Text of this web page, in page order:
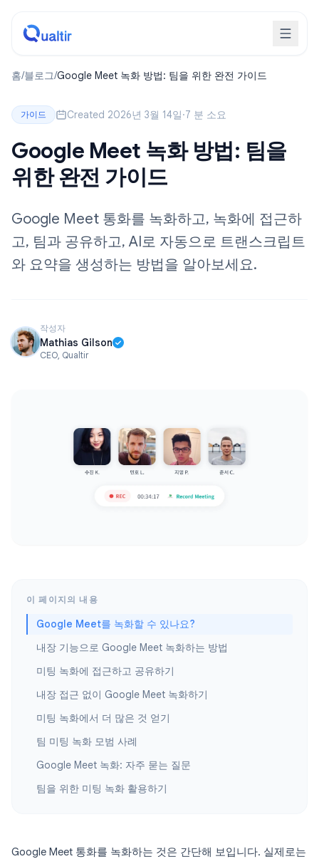
홈/블로그/Google Meet 녹화 방법: 팀을 위한 완전 가이드
가이드 Created 2026년 3월 14일·7 분 소요
Google Meet 녹화 방법: 팀을
위한 완전 가이드
Google Meet 통화를 녹화하고, 녹화에 접근하
고, 팀과 공유하고, AI로 자동으로 트랜스크립트
와 요약을 생성하는 방법을 알아보세요.
작성자
Mathias Gilson
CEO, Qualtir
이 페이지의 내용
Google Meet를 녹화할 수 있나요?
내장 기능으로 Google Meet 녹화하는 방법
미팅 녹화에 접근하고 공유하기
내장 접근 없이 Google Meet 녹화하기
미팅 녹화에서 더 많은 것 얻기
팀 미팅 녹화 모범 사례
Google Meet 녹화: 자주 묻는 질문
팀을 위한 미팅 녹화 활용하기
Google Meet 통화를 녹화하는 것은 간단해 보입니다. 실제로는